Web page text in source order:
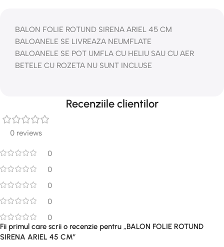
BALON FOLIE ROTUND SIRENA ARIEL 45 CM
BALOANELE SE LIVREAZA NEUMFLATE
BALOANELE SE POT UMFLA CU HELIU SAU CU AER
BETELE CU ROZETA NU SUNT INCLUSE
Recenziile clientilor
0 reviews
0
0
0
0
0
Fii primul care scrii o recenzie pentru „BALON FOLIE ROTUND
SIRENA ARIEL 45 CM”